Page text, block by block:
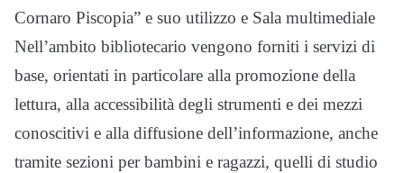
Cornaro Piscopia” e suo utilizzo e Sala multimediale
Nell’ambito bibliotecario vengono forniti i servizi di
base, orientati in particolare alla promozione della
lettura, alla accessibilità degli strumenti e dei mezzi
conoscitivi e alla diffusione dell’informazione, anche
tramite sezioni per bambini e ragazzi, quelli di studio